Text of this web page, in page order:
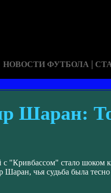
НОВОСТИ ФУТБОЛА |
Шаран:
с "Кривбассом" стало
чья судьба была